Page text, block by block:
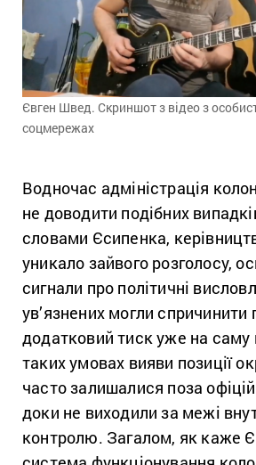
Євген Швед. Скриншот з відео з
соцмережах
Водночас адміністрація
не доводити подібних
словами Єсипенка,
уникало зайвого розголосу,
сигнали про політичні
ув’язнених могли спричинити
додатковий тиск уже на саму
таких умовах вияви позиції
часто залишалися поза
доки не виходили за межі
контролю. Загалом, як каже